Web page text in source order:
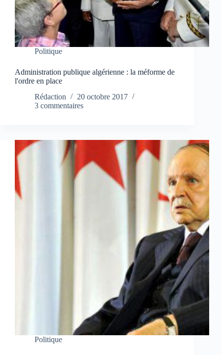
Politique
Administration publique algérienne : la méforme de
l'ordre en place
Rédaction
20 octobre 2017
3 commentaires
Politique